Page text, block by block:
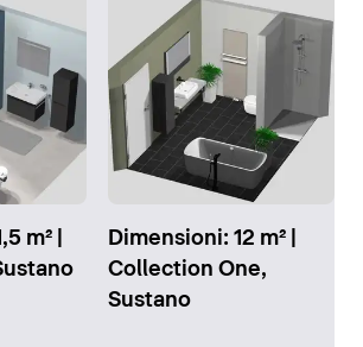
m² |
Dimensioni: 12 m² |
Collection One,
Sustano